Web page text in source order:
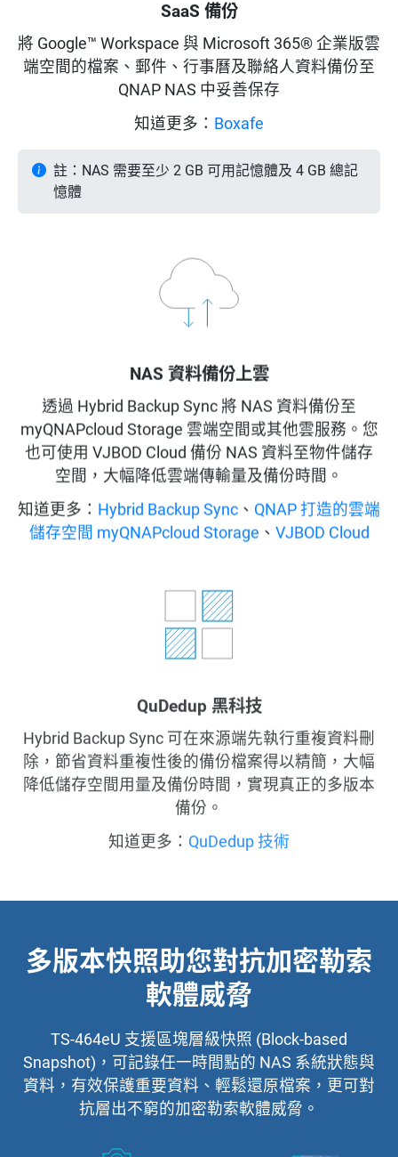
SaaS 備份
將 Google™ Workspace 與 Microsoft 365® 企業版雲
端空間的檔案、郵件、行事曆及聯絡人資料備份至
QNAP NAS 中妥善保存
知道更多： Boxafe
註：NAS 需要至少 2 GB 可用記憶體及 4 GB 總記
憶體
NAS 資料備份上雲
透過 Hybrid Backup Sync 將 NAS 資料備份至
myQNAPcloud Storage 雲端空間或其他雲服務。您
也可使用 VJBOD Cloud 備份 NAS 資料至物件儲存
空間，大幅降低雲端傳輸量及備份時間。
知道更多： Hybrid Backup Sync 、 QNAP 打造的雲端
儲存空間 myQNAPcloud Storage 、 VJBOD Cloud
QuDedup 黑科技
Hybrid Backup Sync 可在來源端先執行重複資料刪
除，節省資料重複性後的備份檔案得以精簡，大幅
降低儲存空間用量及備份時間，實現真正的多版本
備份。
知道更多： QuDedup 技術
多版本快照助您對抗加密勒索
軟體威脅
TS-464eU 支援區塊層級快照 (Block-based
Snapshot)，可記錄任一時間點的 NAS 系統狀態與
資料，有效保護重要資料、輕鬆還原檔案，更可對
抗層出不窮的加密勒索軟體威脅。